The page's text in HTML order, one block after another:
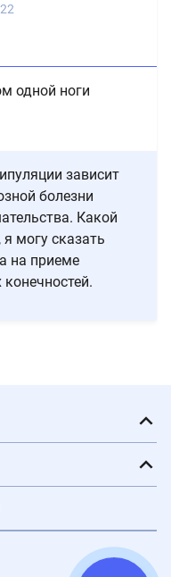
одной ноги
зависит
болезни
Какой
могу сказать
на приеме